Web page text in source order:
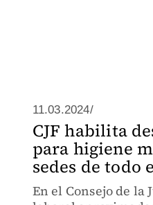
11.03.2024/
CJF habilita
para higiene
sedes de todo
En el Consejo de la